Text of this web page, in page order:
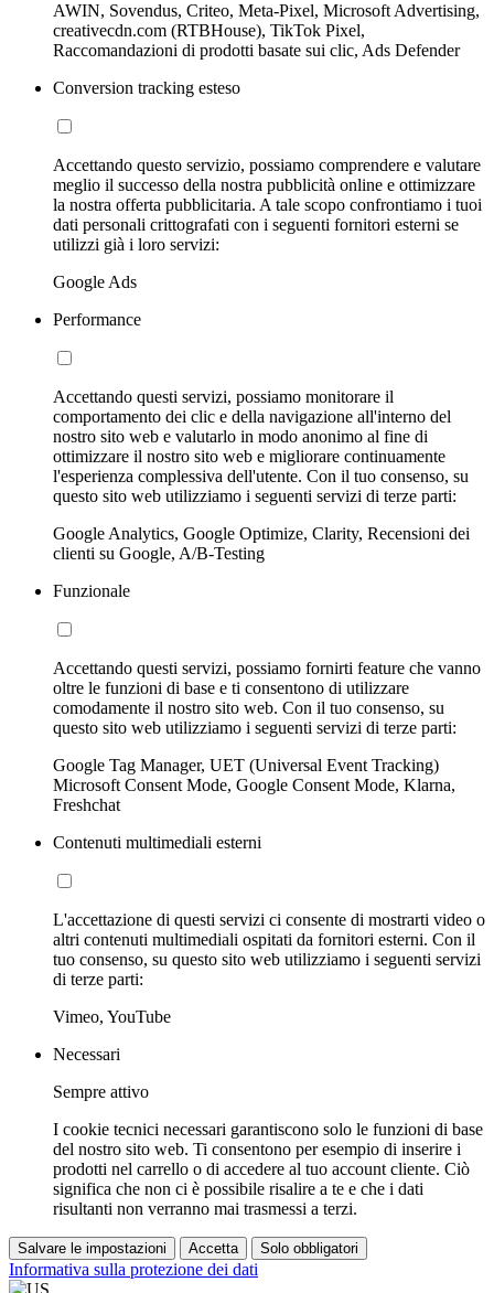
AWIN, Sovendus, Criteo, Meta-Pixel, Microsoft Advertising,
creativecdn.com (RTBHouse), TikTok Pixel,
Raccomandazioni di prodotti basate sui clic, Ads Defender
Conversion tracking esteso
Accettando questo servizio, possiamo comprendere e valutare
meglio il successo della nostra pubblicità online e ottimizzare
la nostra offerta pubblicitaria. A tale scopo confrontiamo i tuoi
dati personali crittografati con i seguenti fornitori esterni se
utilizzi già i loro servizi:
Google Ads
Performance
Accettando questi servizi, possiamo monitorare il
comportamento dei clic e della navigazione all'interno del
nostro sito web e valutarlo in modo anonimo al fine di
ottimizzare il nostro sito web e migliorare continuamente
l'esperienza complessiva dell'utente. Con il tuo consenso, su
questo sito web utilizziamo i seguenti servizi di terze parti:
Google Analytics, Google Optimize, Clarity, Recensioni dei
clienti su Google, A/B-Testing
Funzionale
Accettando questi servizi, possiamo fornirti feature che vanno
oltre le funzioni di base e ti consentono di utilizzare
comodamente il nostro sito web. Con il tuo consenso, su
questo sito web utilizziamo i seguenti servizi di terze parti:
Google Tag Manager, UET (Universal Event Tracking)
Microsoft Consent Mode, Google Consent Mode, Klarna,
Freshchat
Contenuti multimediali esterni
L'accettazione di questi servizi ci consente di mostrarti video o
altri contenuti multimediali ospitati da fornitori esterni. Con il
tuo consenso, su questo sito web utilizziamo i seguenti servizi
di terze parti:
Vimeo, YouTube
Necessari
Sempre attivo
I cookie tecnici necessari garantiscono solo le funzioni di base
del nostro sito web. Ti consentono per esempio di inserire i
prodotti nel carrello o di accedere al tuo account cliente. Ciò
significa che non ci è possibile risalire a te e che i dati
risultanti non verranno mai trasmessi a terzi.
Salvare le impostazioni Accetta Solo obbligatori
Informativa sulla protezione dei dati